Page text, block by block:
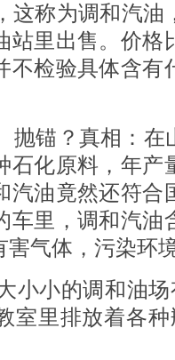
这称为调和汽油
站里出售。价格
不检验具体含有
抛锚？真相：在
石化原料，年产
汽油竟然还符合
车里，调和汽油
气体，污染环
小小的调和油
室里排放着各